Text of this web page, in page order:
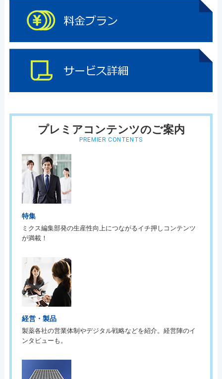
プレミアコンテンツのご案内
PREMIER CONTENTS
特集
ミクス編集部発の生産性向上につながるイチ押しコンテンツ
が満載！
経営・製品
製薬各社の営業体制やデジタル戦略などを紹介。経営陣のイ
ンタビューも。